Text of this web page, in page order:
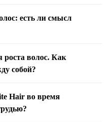
есть ли смысл
волос. Как
собой?
Hair во время